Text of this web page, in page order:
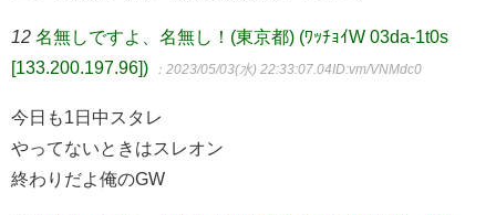
12 名無しですよ、名無し！(東京都) (ﾜｯﾁｮｲW 03da-1t0s
[133.200.197.96])
：2023/05/03(水) 22:33:07.04ID:vm/VNMdc0
今日も1日中スタレ
やってないときはスレオン
終わりだよ俺のGW